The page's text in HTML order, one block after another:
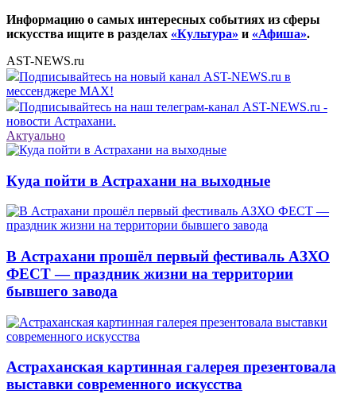
Информацию о самых интересных событиях из сферы
искусства ищите в разделах «Культура» и «Афиша».
AST-NEWS.ru
Подписывайтесь на новый канал AST-NEWS.ru в
мессенджере MAX!
Подписывайтесь на наш телеграм-канал AST-NEWS.ru -
новости Астрахани.
Актуально
Куда пойти в Астрахани на выходные
В Астрахани прошёл первый фестиваль АЗХО
ФЕСТ — праздник жизни на территории
бывшего завода
Астраханская картинная галерея презентовала
выставки современного искусства